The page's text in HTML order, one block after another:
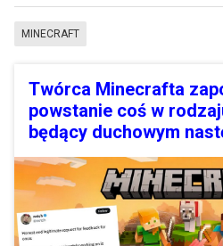
MINECRAFT
Twórca Minecrafta
powstanie coś w
będący duchowym